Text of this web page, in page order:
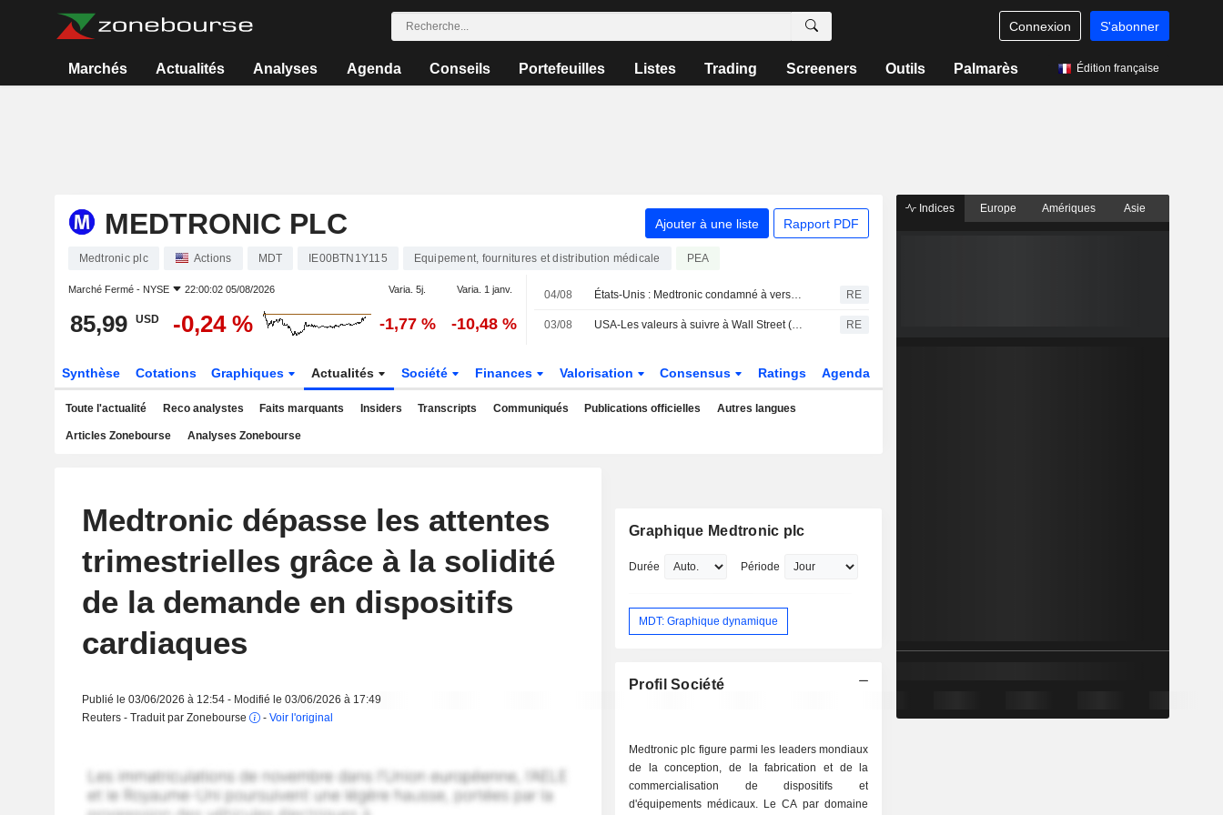
Connexion S'abonner
Marchés Actualités Analyses Agenda Conseils Portefeuilles Listes Trading Screeners Outils Palmarès Édition française
MEDTRONIC PLC Ajouter à une liste Rapport PDF
Medtronic plc Actions MDT IE00BTN1Y115 Equipement, fournitures et distribution médicale PEA
Marché Fermé - NYSE 22:00:02 05/08/2026 Varia. 5j. Varia. 1 janv.
85,99 USD -0,24 % -1,77 % -10,48 %
04/08 États-Unis : Medtronic condamné à verser 88 millions de dollars lors du premier procès sur les implants herniaires de Covidien RE
03/08 USA-Les valeurs à suivre à Wall Street (actualisé) RE
Synthèse Cotations Graphiques Actualités Société Finances Valorisation Consensus Ratings Agenda
Toute l'actualité Reco analystes Faits marquants Insiders Transcripts Communiqués Publications officielles Autres langues
Articles Zonebourse Analyses Zonebourse
Medtronic dépasse les attentes
trimestrielles grâce à la solidité
de la demande en dispositifs
cardiaques
Publié le 03/06/2026 à 12:54 - Modifié le 03/06/2026 à 17:49
Reuters - Traduit par Zonebourse
- Voir l'original
Graphique Medtronic plc
Durée Période
MDT: Graphique dynamique
Profil Société
Medtronic plc figure parmi les leaders mondiaux
de la conception, de la fabrication et de la
commercialisation de dispositifs et
d'équipements médicaux. Le CA par domaine
Indices Europe Amériques Asie